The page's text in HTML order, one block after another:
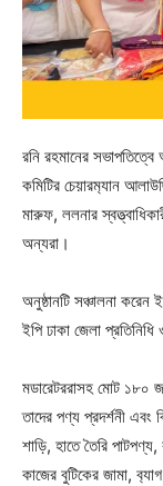
রনি রহমানের সভাপতিত্বে
কমিটির চেয়ারম‍্যান
মারুফ, ললনার
অন্যরা।
অনুষ্ঠানটি সঞ্চালনা করেন
ইপি ঢাকা জেলা
মডারেটররাসহ মোট ১৮০
তাদের পণ্য প্রদর্শনী
শাড়ি, হাতে তৈরি
কাজের বুটিকের জামা,